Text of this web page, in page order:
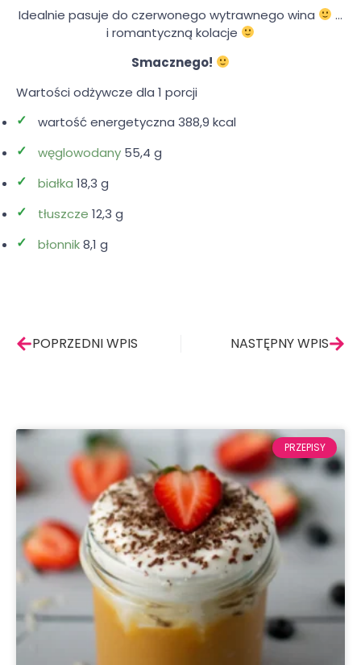
Idealnie pasuje do czerwonego wytrawnego wina
…
i romantyczną kolacje
Smacznego!
Wartości odżywcze dla 1 porcji
wartość energetyczna 388,9 kcal
węglowodany 55,4 g
białka 18,3 g
tłuszcze 12,3 g
błonnik8,1 g
POPRZEDNI WPIS NASTĘPNY WPIS
PRZEPISY